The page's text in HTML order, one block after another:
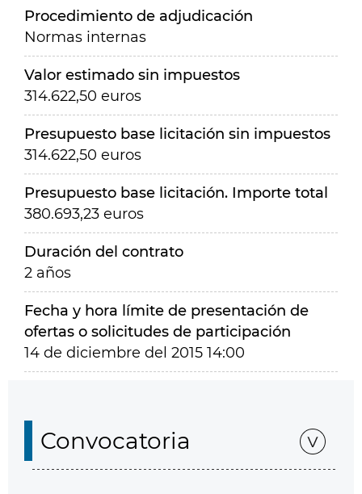
Procedimiento de adjudicación
Normas internas
Valor estimado sin impuestos
314.622,50 euros
Presupuesto base licitación sin impuestos
314.622,50 euros
Presupuesto base licitación. Importe total
380.693,23 euros
Duración del contrato
2 años
Fecha y hora límite de presentación de
ofertas o solicitudes de participación
14 de diciembre del 2015 14:00
Convocatoria